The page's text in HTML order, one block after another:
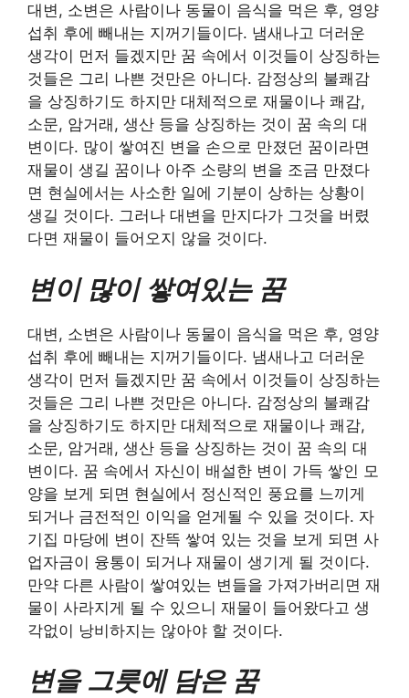
대변, 소변은 사람이나 동물이 음식을 먹은 후, 영양
섭취 후에 빼내는 지꺼기들이다. 냄새나고 더러운
생각이 먼저 들겠지만 꿈 속에서 이것들이 상징하는
것들은 그리 나쁜 것만은 아니다. 감정상의 불쾌감
을 상징하기도 하지만 대체적으로 재물이나 쾌감,
소문, 암거래, 생산 등을 상징하는 것이 꿈 속의 대
변이다. 많이 쌓여진 변을 손으로 만졌던 꿈이라면
재물이 생길 꿈이나 아주 소량의 변을 조금 만졌다
면 현실에서는 사소한 일에 기분이 상하는 상황이
생길 것이다. 그러나 대변을 만지다가 그것을 버렸
다면 재물이 들어오지 않을 것이다.
변이 많이 쌓여있는 꿈
대변, 소변은 사람이나 동물이 음식을 먹은 후, 영양
섭취 후에 빼내는 지꺼기들이다. 냄새나고 더러운
생각이 먼저 들겠지만 꿈 속에서 이것들이 상징하는
것들은 그리 나쁜 것만은 아니다. 감정상의 불쾌감
을 상징하기도 하지만 대체적으로 재물이나 쾌감,
소문, 암거래, 생산 등을 상징하는 것이 꿈 속의 대
변이다. 꿈 속에서 자신이 배설한 변이 가득 쌓인 모
양을 보게 되면 현실에서 정신적인 풍요를 느끼게
되거나 금전적인 이익을 얻게될 수 있을 것이다. 자
기집 마당에 변이 잔뜩 쌓여 있는 것을 보게 되면 사
업자금이 융통이 되거나 재물이 생기게 될 것이다.
만약 다른 사람이 쌓여있는 변들을 가져가버리면 재
물이 사라지게 될 수 있으니 재물이 들어왔다고 생
각없이 낭비하지는 않아야 할 것이다.
변을 그릇에 담은 꿈